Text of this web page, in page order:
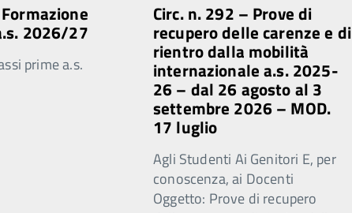
2026/27
prime a.s.
Circ. n. 292 – Prove di
recupero delle carenze e di
rientro dalla mobilità
internazionale a.s. 2025-
26 – dal 26 agosto al 3
settembre 2026 – MOD.
17 luglio
Agli Studenti Ai Genitori E, per
conoscenza, ai Docenti
Oggetto: Prove di recupero